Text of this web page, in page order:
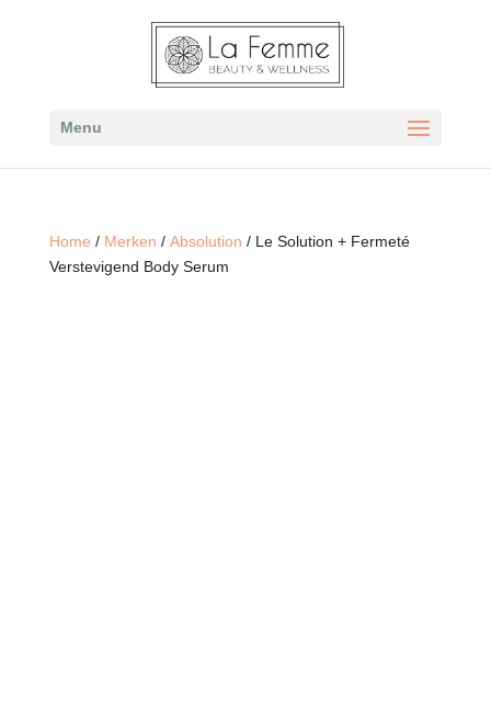
Menu
Home / Merken / Absolution / Le Solution + Fermeté
Verstevigend Body Serum